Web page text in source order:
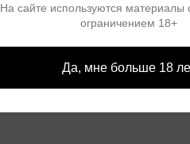
На сайте используются материалы
ограничением 18+
Да, мне больше 18